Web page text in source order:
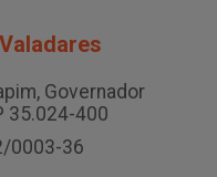
Governador
35.024-400
0003-36